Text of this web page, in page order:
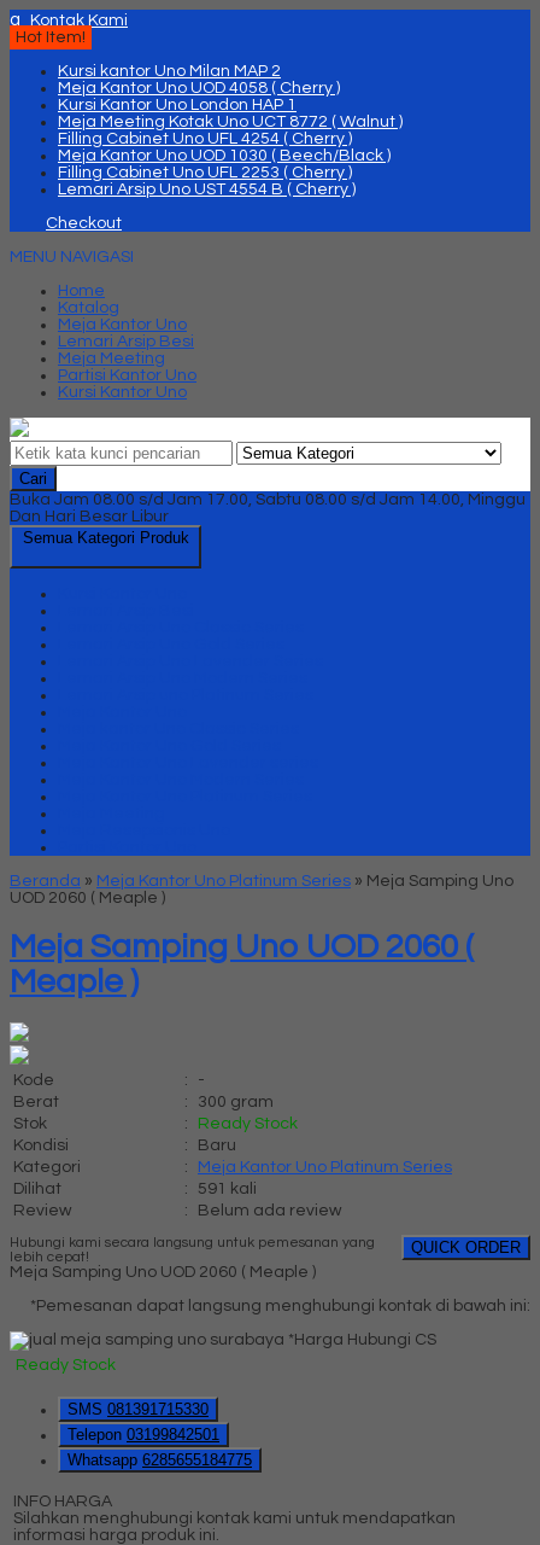
q
Kontak Kami
Hot Item!
Kursi kantor Uno Milan MAP 2
Meja Kantor Uno UOD 4058 ( Cherry )
Kursi Kantor Uno London HAP 1
Meja Meeting Kotak Uno UCT 8772 ( Walnut )
Filling Cabinet Uno UFL 4254 ( Cherry )
Meja Kantor Uno UOD 1030 ( Beech/Black )
Filling Cabinet Uno UFL 2253 ( Cherry )
Lemari Arsip Uno UST 4554 B ( Cherry )
Checkout
MENU NAVIGASI
Home
Katalog
Meja Kantor Uno
Lemari Arsip Besi
Meja Meeting
Partisi Kantor Uno
Kursi Kantor Uno
Cari
Buka Jam 08.00 s/d Jam 17.00, Sabtu 08.00 s/d Jam 14.00, Minggu
Dan Hari Besar Libur
Semua Kategori Produk
Beranda » Meja Kantor Uno Platinum Series » Meja Samping Uno
UOD 2060 ( Meaple )
Meja Samping Uno UOD 2060 (
Meaple )
Kode :
-
Berat
:
300 gram
Stok
:
Ready Stock
Kondisi
:
Baru
Kategori
:
Meja Kantor Uno Platinum Series
Dilihat
:
591 kali
Review
: Belum ada review
QUICK ORDER
Hubungi kami secara langsung untuk pemesanan yang
lebih cepat!
Meja Samping Uno UOD 2060 ( Meaple )
*Pemesanan dapat langsung menghubungi kontak di bawah ini:
*Harga Hubungi CS
Ready Stock
SMS 081391715330
Telepon 03199842501
Whatsapp 6285655184775
INFO HARGA
Silahkan menghubungi kontak kami untuk mendapatkan
informasi harga produk ini.